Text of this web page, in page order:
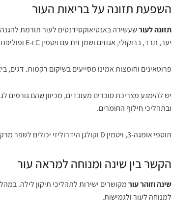
השפעת תזונה על בריאות העור
תזונה לעורשעשירה באנטיאוקסידנטים לעור תורמת להגנה
יער, תרד, ברוקולי, אגוזים ושמן זית עם ויטמין C ו-E ופוליפנולים.
פרוטאינים וחומצות אמינו מסייעים בשיקום רקמות. דגים,
יש להימנע מצריכת סוכרים מעובדים, מכיוון שהם גורמים
ובתהליכי חילוף החומרים.
תוספי אומגה-3, ויטמין D וקולגן הידרוליזי יכולים לשפר מרקם העור כאשר משלבים אותם בתזונה מאוזנת.
הקשר בין שינה ומנוחה למראה עור
שינה וזוהר עורמקושרים ישירות לתהליכי תיקון לילה.
למנוחה לעור ולגמישות.